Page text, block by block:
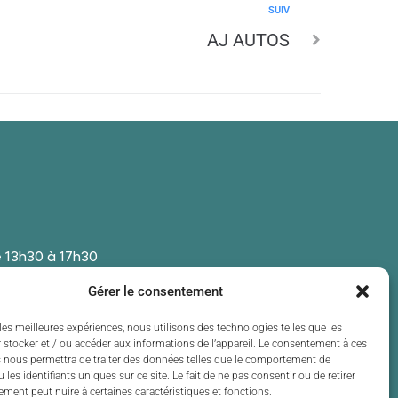
Gérer le consentement
meilleures expériences, nous utilisons des technologies telles que les
et / ou accéder aux informations de l’appareil. Le consentement à ces
permettra de traiter des données telles que le comportement de
les identifiants uniques sur ce site. Le fait de ne pas consentir ou de retirer
peut nuire à certaines caractéristiques et fonctions.
SUIV
AJ AUTOS
à 17h30
à 17h30
13h30 à 17h30
à 17h30
de 13h30 à 17h30